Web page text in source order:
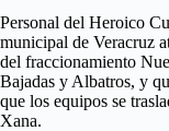
Personal del Heroico
municipal de Veracruz
del fraccionamiento
Bajadas y Albatros, y
que los equipos se
Xana.